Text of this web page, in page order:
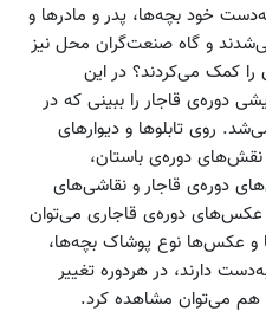
خود بچه‌ها، پدر و مادرها و
و گاه صنعت‌گران محل نیز
کمک می‌کردند؟ در این
دوره‌ی قاجار را ببینی که در
روی تابلوها و دیوارهای
نقش‌های دوره‌ی باستان،
دوره‌ی قاجار و نقاشی‌های
عکس‌های دوره‌ی قاجاری می‌توان
عکس‌ها نوع پوشاک‌ بچه‌ها،
دارند، در هردوره‌ تغییر
هم می‌توان مشاهده کرد.